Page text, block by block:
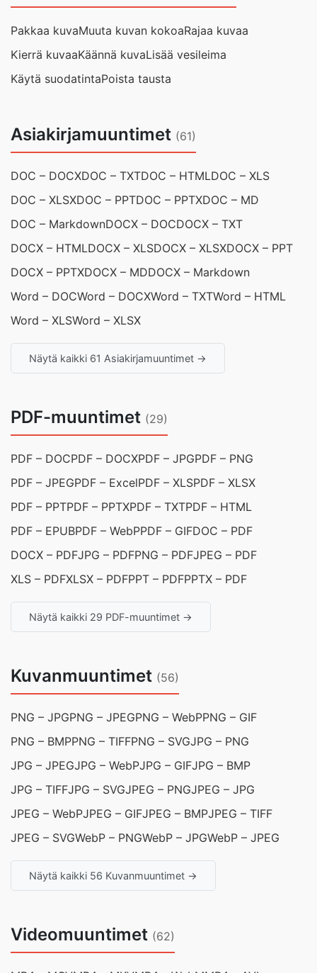
Pakkaa kuvaMuuta kuvan kokoaRajaa kuvaa
Kierrä kuvaaKäännä kuvaLisää vesileima
Käytä suodatintaPoista tausta
Asiakirjamuuntimet (61)
DOC – DOCXDOC – TXTDOC – HTMLDOC – XLS
DOC – XLSXDOC – PPTDOC – PPTXDOC – MD
DOC – MarkdownDOCX – DOCDOCX – TXT
DOCX – HTMLDOCX – XLSDOCX – XLSXDOCX – PPT
DOCX – PPTXDOCX – MDDOCX – Markdown
Word – DOCWord – DOCXWord – TXTWord – HTML
Word – XLSWord – XLSX
Näytä kaikki 61 Asiakirjamuuntimet →
PDF-muuntimet (29)
PDF – DOCPDF – DOCXPDF – JPGPDF – PNG
PDF – JPEGPDF – ExcelPDF – XLSPDF – XLSX
PDF – PPTPDF – PPTXPDF – TXTPDF – HTML
PDF – EPUBPDF – WebPPDF – GIFDOC – PDF
DOCX – PDFJPG – PDFPNG – PDFJPEG – PDF
XLS – PDFXLSX – PDFPPT – PDFPPTX – PDF
Näytä kaikki 29 PDF-muuntimet →
Kuvanmuuntimet (56)
PNG – JPGPNG – JPEGPNG – WebPPNG – GIF
PNG – BMPPNG – TIFFPNG – SVGJPG – PNG
JPG – JPEGJPG – WebPJPG – GIFJPG – BMP
JPG – TIFFJPG – SVGJPEG – PNGJPEG – JPG
JPEG – WebPJPEG – GIFJPEG – BMPJPEG – TIFF
JPEG – SVGWebP – PNGWebP – JPGWebP – JPEG
Näytä kaikki 56 Kuvanmuuntimet →
Videomuuntimet (62)